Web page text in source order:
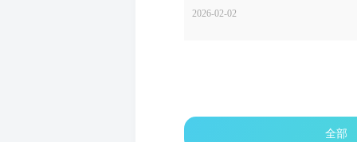
2026-02-02
全部